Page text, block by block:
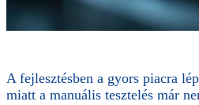
A fejlesztésben a gyors piacra
miatt a manuális tesztelés már